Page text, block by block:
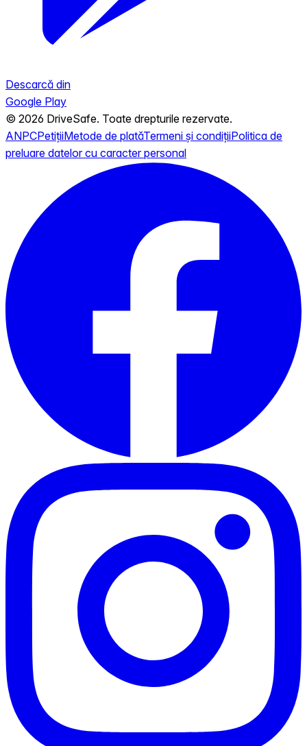
Descarcă din
Google Play
© 2026 DriveSafe. Toate drepturile rezervate.
ANPCPetițiiMetode de platăTermeni și condițiiPolitica de
preluare datelor cu caracter personal